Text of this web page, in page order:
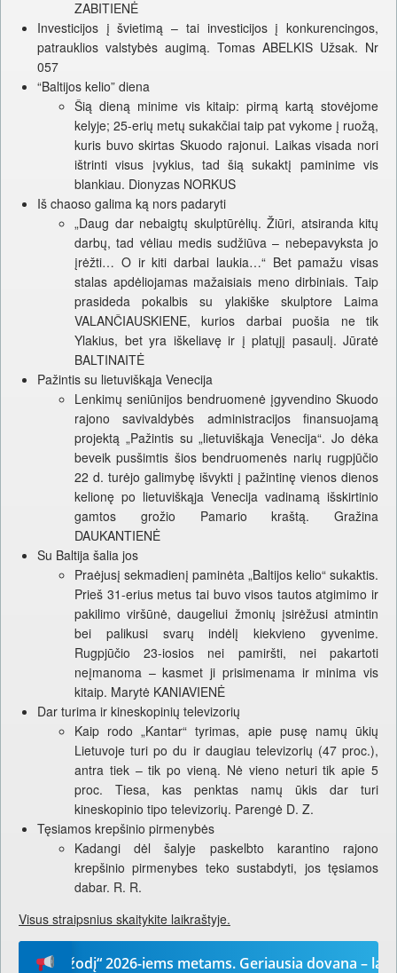
ZABITIENĖ
Investicijos į švietimą – tai investicijos į konkurencingos,
patrauklios valstybės augimą. Tomas ABELKIS Užsak. Nr
057
“Baltijos kelio” diena
Šią dieną minime vis kitaip: pirmą kartą stovėjome
kelyje; 25-erių metų sukakčiai taip pat vykome į ruožą,
kuris buvo skirtas Skuodo rajonui. Laikas visada nori
ištrinti visus įvykius, tad šią sukaktį paminime vis
blankiau. Dionyzas NORKUS
Iš chaoso galima ką nors padaryti
„Daug dar nebaigtų skulptūrėlių. Žiūri, atsiranda kitų
darbų, tad vėliau medis sudžiūva – nebepavyksta jo
įrėžti… O ir kiti darbai laukia…“ Bet pamažu visas
stalas apdėliojamas mažaisiais meno dirbiniais. Taip
prasideda pokalbis su ylakiške skulptore Laima
VALANČIAUSKIENE, kurios darbai puošia ne tik
Ylakius, bet yra iškeliavę ir į platųjį pasaulį. Jūratė
BALTINAITĖ
Pažintis su lietuviškąja Venecija
Lenkimų seniūnijos bendruomenė įgyvendino Skuodo
rajono savivaldybės administracijos finansuojamą
projektą „Pažintis su „lietuviškąja Venecija“. Jo dėka
beveik pusšimtis šios bendruomenės narių rugpjūčio
22 d. turėjo galimybę išvykti į pažintinę vienos dienos
kelionę po lietuviškąja Venecija vadinamą išskirtinio
gamtos grožio Pamario kraštą. Gražina
DAUKANTIENĖ
Su Baltija šalia jos
Praėjusį sekmadienį paminėta „Baltijos kelio“ sukaktis.
Prieš 31-erius metus tai buvo visos tautos atgimimo ir
pakilimo viršūnė, daugeliui žmonių įsirėžusi atmintin
bei palikusi svarų indėlį kiekvieno gyvenime.
Rugpjūčio 23-iosios nei pamiršti, nei pakartoti
neįmanoma – kasmet ji prisimenama ir minima vis
kitaip. Marytė KANIAVIENĖ
Dar turima ir kineskopinių televizorių
Kaip rodo „Kantar“ tyrimas, apie pusę namų ūkių
Lietuvoje turi po du ir daugiau televizorių (47 proc.),
antra tiek – tik po vieną. Nė vieno neturi tik apie 5
proc. Tiesa, kas penktas namų ūkis dar turi
kineskopinio tipo televizorių. Parengė D. Z.
Tęsiamos krepšinio pirmenybės
Kadangi dėl šalyje paskelbto karantino rajono
krepšinio pirmenybes teko sustabdyti, jos tęsiamos
dabar. R. R.
Visus straipsnius skaitykite laikraštyje.
žodį“ 2026-iems metams. Geriausia dovana –